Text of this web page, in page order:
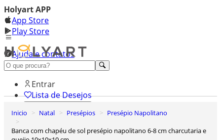
Holyart APP
App Store
Play Store
Ajuda e contatos
Conheça premium
Entrar
Lista de Desejos
Inicio Natal Presépios
Presépio Napolitano
Banca com chapéu de sol presépio napolitano 6-8 cm charcutaria e